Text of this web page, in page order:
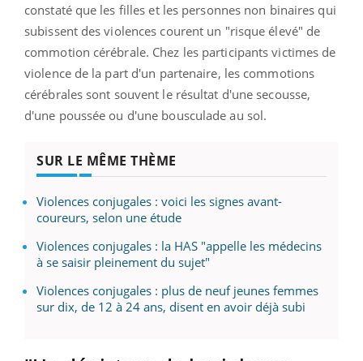
constaté que les filles et les personnes non binaires qui
subissent des violences courent un "risque élevé" de
commotion cérébrale. Chez les participants victimes de
violence de la part d'un partenaire, les commotions
cérébrales sont souvent le résultat d'une secousse,
d'une poussée ou d'une bousculade au sol.
SUR LE MÊME THÈME
Violences conjugales : voici les signes avant-
coureurs, selon une étude
Violences conjugales : la HAS "appelle les médecins
à se saisir pleinement du sujet"
Violences conjugales : plus de neuf jeunes femmes
sur dix, de 12 à 24 ans, disent en avoir déjà subi